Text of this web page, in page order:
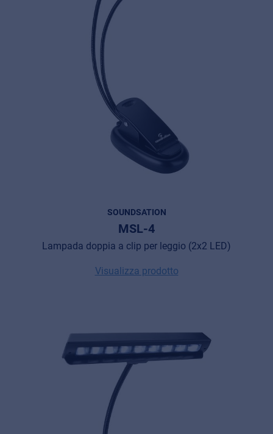
SOUNDSATION
MSL-4
Lampada doppia a clip per leggio (2x2 LED)
Visualizza prodotto